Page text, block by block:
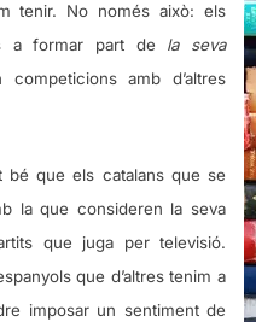
tenir. No només això: els
a formar part de la seva
amb d’altres
bé que els catalans que se
la que consideren la seva
que juga per televisió.
que d’altres tenim a
imposar un sentiment de